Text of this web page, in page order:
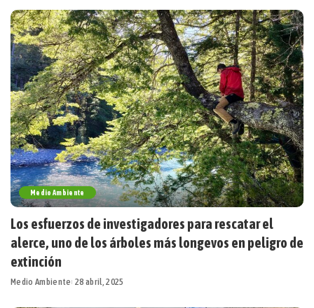
Medio Ambiente
Los esfuerzos de investigadores para rescatar el
alerce, uno de los árboles más longevos en peligro de
extinción
Medio Ambiente 28 abril, 2025